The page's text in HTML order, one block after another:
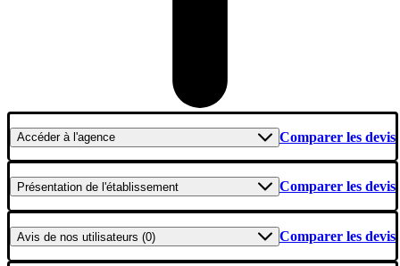
Accéderà l'agence Comparer les devis
Présentation de l'établissement Comparer les devis
Avis de nos utilisateurs (0) Comparer les devis